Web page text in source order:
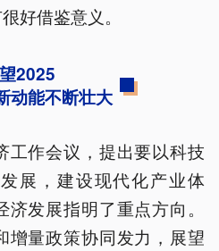
好借鉴意义。
2025
动能不断壮大
工作会议，提出要以科技
展，建设现代化产业体
发展指明了重点方向。
增量政策协同发力，展望